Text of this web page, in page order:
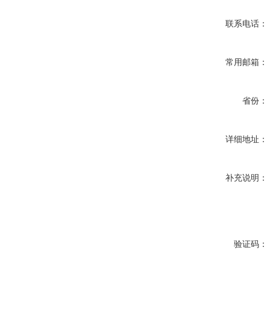
联系电话：
常用邮箱：
省份：
详细地址：
补充说明：
验证码：